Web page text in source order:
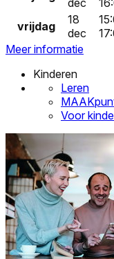
vrijdag
18
dec
Meer informatie
Kinderen
Leren
Voor